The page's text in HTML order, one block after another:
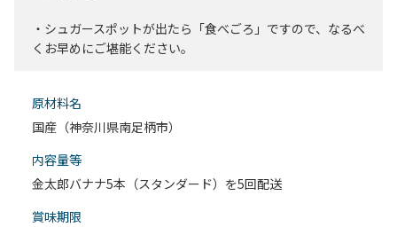
・シュガースポットが出たら「食べごろ」ですので、なるべ
くお早めにご堪能ください。
原材料名
国産（神奈川県南足柄市）
内容量等
金太郎バナナ5本（スタンダード）を5回配送
賞味期限